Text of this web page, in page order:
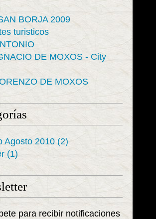
BORJA 2009
turisticos
DE MOXOS - City
DE MOXOS
Agosto 2010 (2)
(1)
para recibir notificaciones